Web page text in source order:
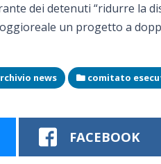
dei detenuti “ridurre la
un progetto a
news comitato
FACEBOOK